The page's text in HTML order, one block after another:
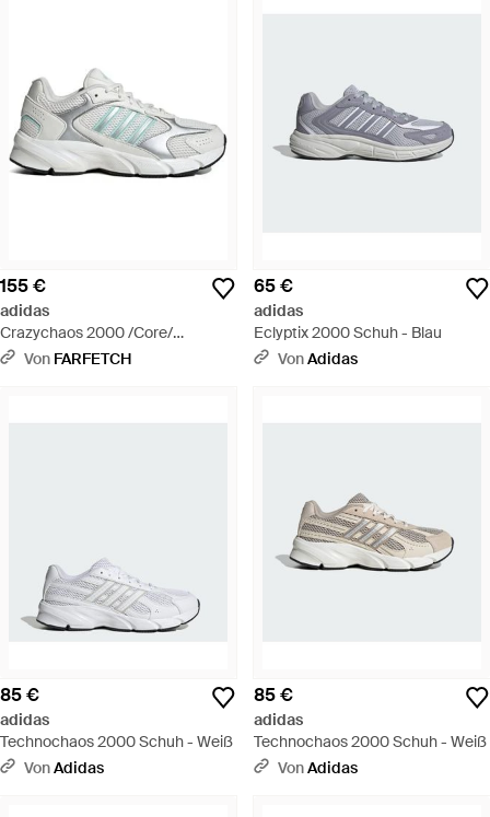
155 €
adidas
Crazychaos 2000 /Core/
Met/Semi Flash Aqua" Sneakers -
Von FARFETCH
65 €
adidas
Eclyptix 2000 Schuh - Blau
VonAdidas
85 €
adidas
Technochaos 2000 Schuh - Weiß
VonAdidas
85 €
adidas
Technochaos 2000 Schuh - Weiß
VonAdidas